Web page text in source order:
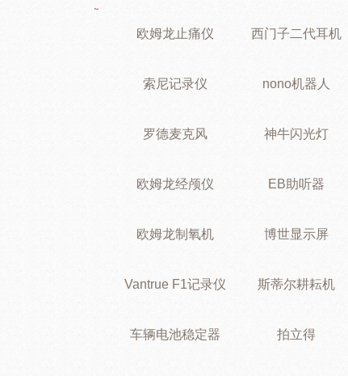
欧姆龙止痛仪 西门子二代耳机
索尼记录仪 nono机器人
罗德麦克风 神牛闪光灯
欧姆龙经颅仪 EB助听器
欧姆龙制氧机 博世显示屏
Vantrue F1记录仪 斯蒂尔耕耘机
车辆电池稳定器 拍立得